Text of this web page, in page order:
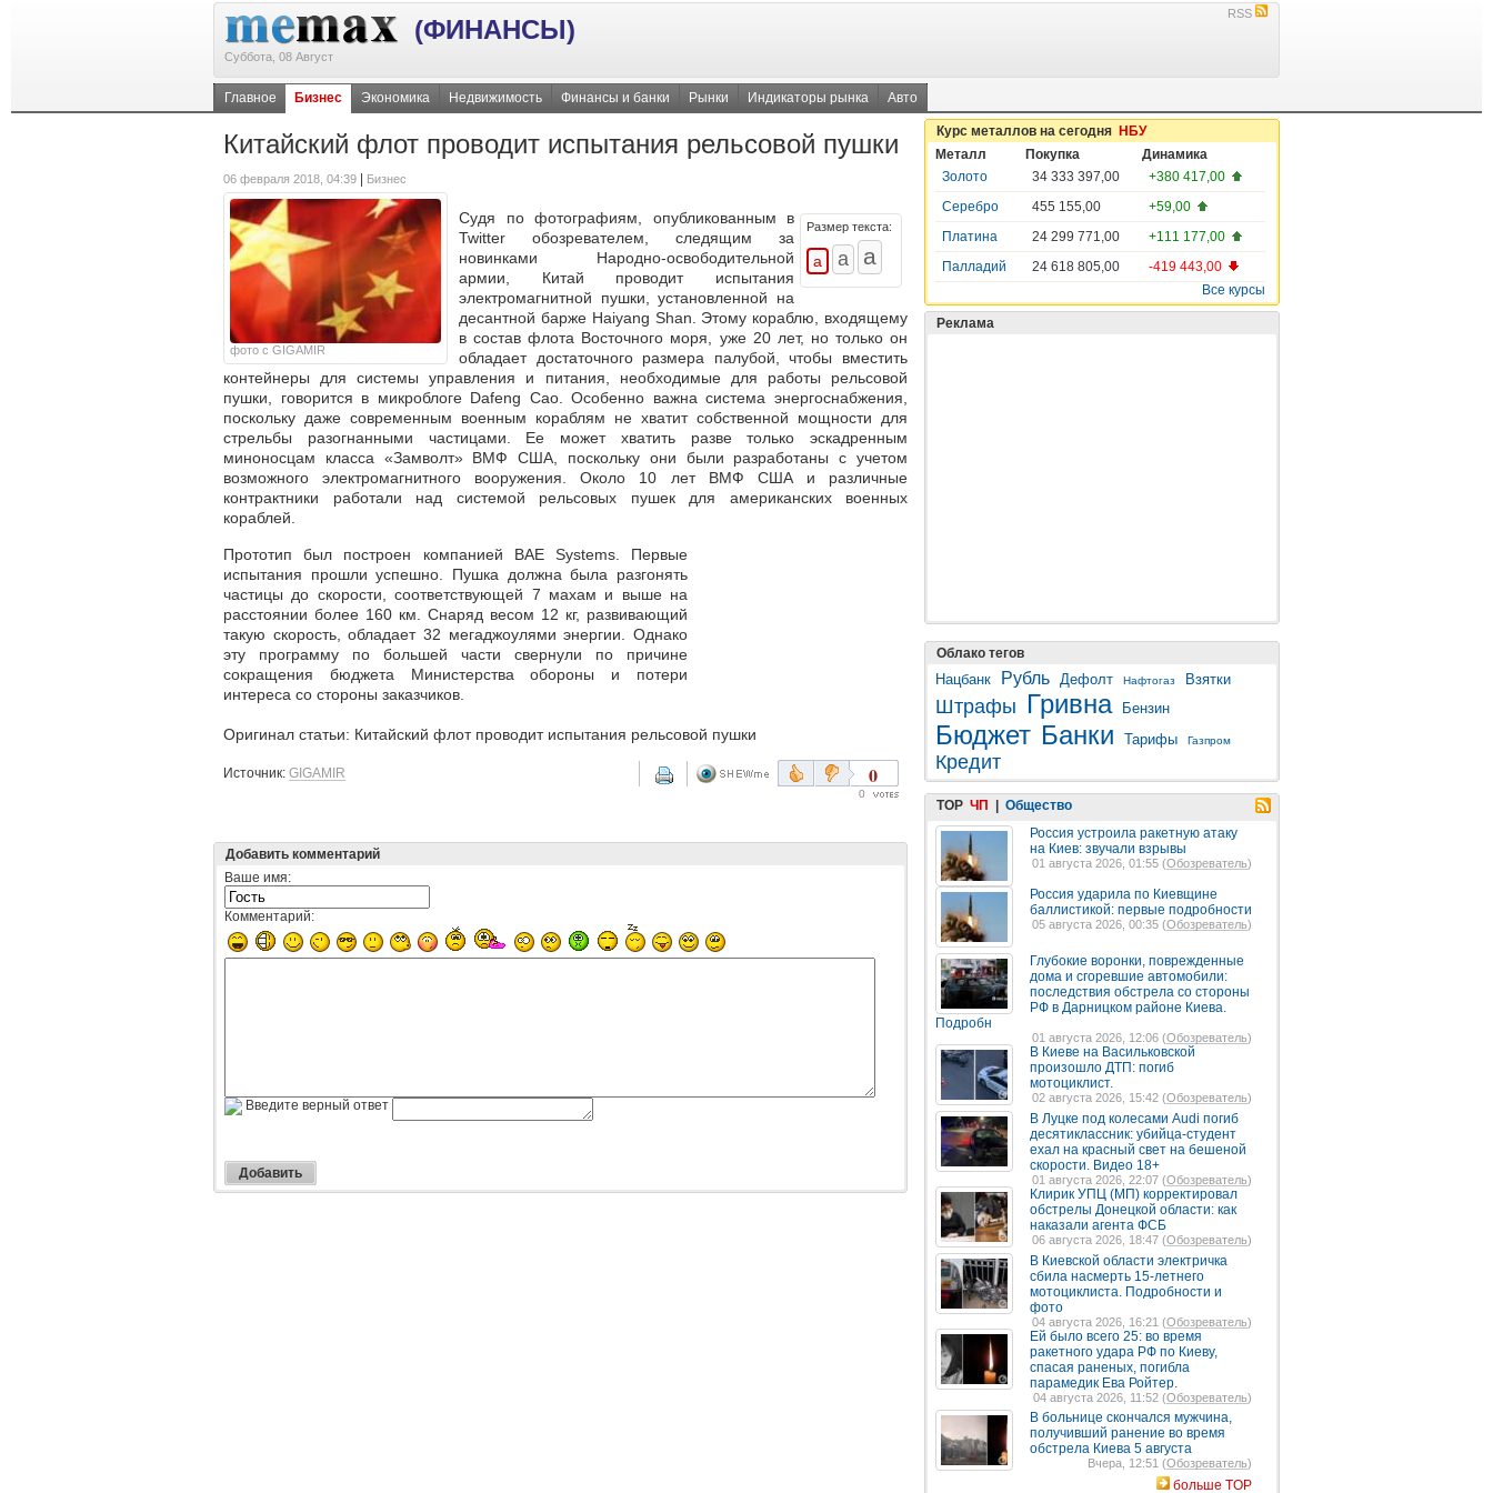
(ФИНАНСЫ)
Суббота, 08 Август
RSS
Главное Бизнес Экономика Недвижимость Финансы и банки Рынки Индикаторы рынка Авто
Китайский флот проводит испытания рельсовой пушки
06 февраля 2018, 04:39 Бизнес
фото с GIGAMIR
Размер текста:
Судя по фотографиям, опубликованным в
Twitter обозревателем, следящим за
новинками Народно-освободительной
армии, Китай проводит испытания
электромагнитной пушки, установленной на
десантной барже Haiyang Shan. Этому кораблю, входящему
в состав флота Восточного моря, уже 20 лет, но только он
обладает достаточного размера палубой, чтобы вместить
контейнеры для системы управления и питания, необходимые для работы рельсовой
пушки, говорится в микроблоге Dafeng Cao. Особенно важна система энергоснабжения,
поскольку даже современным военным кораблям не хватит собственной мощности для
стрельбы разогнанными частицами. Ее может хватить разве только эскадренным
миноносцам класса «Замволт» ВМФ США, поскольку они были разработаны с учетом
возможного электромагнитного вооружения. Около 10 лет ВМФ США и различные
контрактники работали над системой рельсовых пушек для американских военных
кораблей.
Прототип был построен компанией BAE Systems. Первые
испытания прошли успешно. Пушка должна была разгонять
частицы до скорости, соответствующей 7 махам и выше на
расстоянии более 160 км. Снаряд весом 12 кг, развивающий
такую скорость, обладает 32 мегаджоулями энергии. Однако
эту программу по большей части свернули по причине
сокращения бюджета Министерства обороны и потери
интереса со стороны заказчиков.
Оригинал статьи: Китайский флот проводит испытания рельсовой пушки
Источник: GIGAMIR 0
0
Добавить комментарий
Ваше имя:
Комментарий:
Введите верный ответ
Курс металлов на сегодня НБУ
Металл
Покупка
Динамика
Золото
34 333 397,00
+380 417,00
Серебро
455 155,00
+59,00
Платина
24 299 771,00
+111 177,00
Палладий
24 618 805,00
-419 443,00
Все курсы
Реклама
Облако тегов
Нацбанк Рубль Дефолт Нафтогаз Взятки
Штрафы Гривна Бензин
Бюджет Банки Тарифы Газпром
Кредит
TOP ЧП
Общество
Россия устроила ракетную атаку
на Киев: звучали взрывы
01 августа 2026, 01:55 (Обозреватель)
Россия ударила по Киевщине
баллистикой: первые подробности
05 августа 2026, 00:35 (Обозреватель)
Глубокие воронки, поврежденные
дома и сгоревшие автомобили:
последствия обстрела со стороны
РФ в Дарницком районе Киева.
Подробн
01 августа 2026, 12:06 (Обозреватель)
В Киеве на Васильковской
произошло ДТП: погиб
мотоциклист.
02 августа 2026, 15:42 (Обозреватель)
В Луцке под колесами Audi погиб
десятиклассник: убийца-студент
ехал на красный свет на бешеной
скорости. Видео 18+
01 августа 2026, 22:07 (Обозреватель)
Клирик УПЦ (МП) корректировал
обстрелы Донецкой области: как
наказали агента ФСБ
06 августа 2026, 18:47 (Обозреватель)
В Киевской области электричка
сбила насмерть 15-летнего
мотоциклиста. Подробности и
фото
04 августа 2026, 16:21 (Обозреватель)
Ей было всего 25: во время
ракетного удара РФ по Киеву,
спасая раненых, погибла
парамедик Ева Ройтер.
04 августа 2026, 11:52 (Обозреватель)
В больнице скончался мужчина,
получивший ранение во время
обстрела Киева 5 августа
Вчера, 12:51 (Обозреватель)
больше TOP